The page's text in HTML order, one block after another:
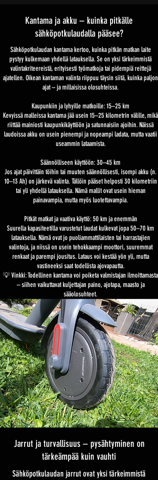
Kantama ja akku – kuinka pitkälle
sähköpotkulaudalla pääsee?
Sähköpotkulaudan kantama kertoo, kuinka pitkän matkan laite
pystyy kulkemaan yhdellä latauksella. Se on yksi tärkeimmistä
valintakriteereistä, erityisesti työmatkoja tai pidempiä reittejä
ajatellen. Oikean kantaman valinta riippuu täysin siitä, kuinka paljon
ajat – ja millaisissa olosuhteissa.
Kaupunkiin ja lyhyille matkoille: 15–25 km
Kevyissä malleissa kantama jää usein 15–25 kilometrin välille, mikä
riittää mainiosti kaupunkikäyttöön ja satunnaisiin ajoihin. Näissä
laudoissa akku on usein pienempi ja nopeampi ladata, mutta vaatii
useammin lataamista.
Säännölliseen käyttöön: 30–45 km
Jos ajat päivittäin töihin tai muuten säännöllisesti, isompi akku (n.
10–13 Ah) on järkevä valinta. Tällöin pääset helposti 30 kilometriin
tai yli yhdellä latauksella. Nämä mallit ovat usein hieman
painavampia, mutta myös luotettavampia.
Pitkät matkat ja vaativa käyttö: 50 km ja enemmän
Suurella kapasiteetilla varustetut laudat kulkevat jopa 50–70 km
latauksella. Nämä ovat jo puoliammattilaisten tai harrastajien
valintoja, ja niissä on usein tehokkaampi moottori, suuremmat
renkaat ja parempi jousitus. Lataus voi kestää yön yli, mutta
vastineeksi saat todellista ajovapautta.
💡 Vinkki: Todellinen kantama voi poiketa valmistajan ilmoittamasta
– siihen vaikuttavat kuljettajan paino, ajotapa, maasto ja
sääolosuhteet.
Jarrut ja turvallisuus – pysähtyminen on
tärkeämpää kuin vauhti
Sähköpotkulaudan jarrut ovat yksi tärkeimmistä